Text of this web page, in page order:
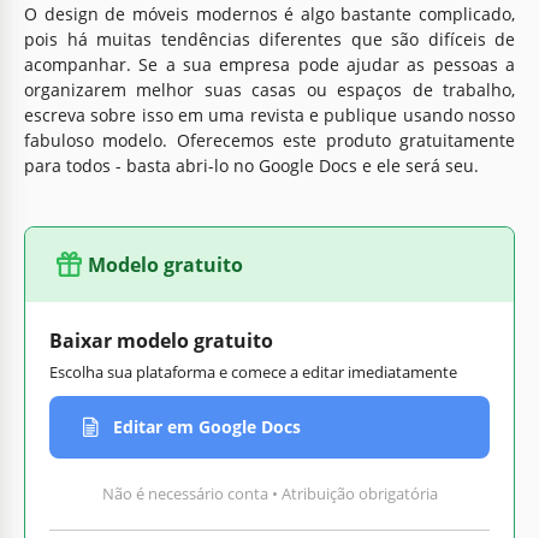
O design de móveis modernos é algo bastante complicado,
pois há muitas tendências diferentes que são difíceis de
acompanhar. Se a sua empresa pode ajudar as pessoas a
organizarem melhor suas casas ou espaços de trabalho,
escreva sobre isso em uma revista e publique usando nosso
fabuloso modelo. Oferecemos este produto gratuitamente
para todos - basta abri-lo no Google Docs e ele será seu.
Modelo gratuito
Baixar modelo gratuito
Escolha sua plataforma e comece a editar imediatamente
Editar em Google Docs
Não é necessário conta • Atribuição obrigatória